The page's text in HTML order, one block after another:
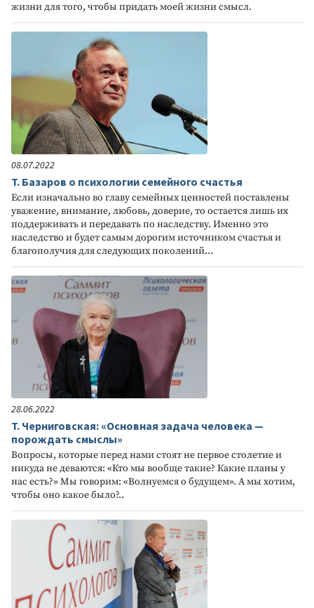
жизни для того, чтобы придать моей жизни смысл.
08.07.2022
Т. Базаров о психологии семейного счастья
Если изначально во главу семейных ценностей поставлены
уважение, внимание, любовь, доверие, то остается лишь их
поддерживать и передавать по наследству. Именно это
наследство и будет самым дорогим источником счастья и
благополучия для следующих поколений…
28.06.2022
Т. Черниговская: «Основная задача человека —
порождать смыслы»
Вопросы, которые перед нами стоят не первое столетие и
никуда не деваются: «Кто мы вообще такие? Какие планы у
нас есть?» Мы говорим: «Волнуемся о будущем». А мы хотим,
чтобы оно какое было?..